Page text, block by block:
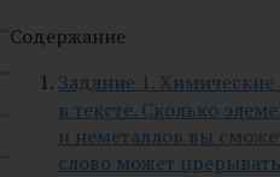
Содержание
Задание 1.
в тексте. Сколько
и неметаллов вы
слово может